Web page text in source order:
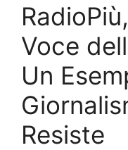
Voce
Un
Resiste